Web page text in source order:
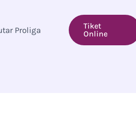
Proliga
Tiket
Online